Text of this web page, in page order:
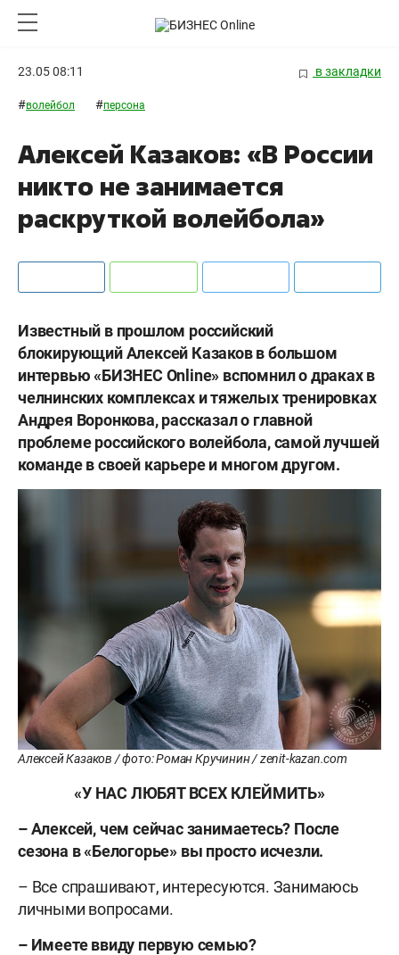
23.05 08:11 в закладки
#волейбол #персона
Алексей Казаков: «В России
никто не занимается
раскруткой волейбола»
Известный в прошлом российский
блокирующий Алексей Казаков в большом
интервью «БИЗНЕС Online» вспомнил о драках в
челнинских комплексах и тяжелых тренировках
Андрея Воронкова, рассказал о главной
проблеме российского волейбола, самой лучшей
команде в своей карьере и многом другом.
Алексей Казаков / фото: Роман Кручинин / zenit-kazan.com
«У НАС ЛЮБЯТ ВСЕХ КЛЕЙМИТЬ»
– Алексей, чем сейчас занимаетесь? После
сезона в «Белогорье» вы просто исчезли.
– Все спрашивают, интересуются. Занимаюсь
личными вопросами.
– Имеете ввиду первую семью?